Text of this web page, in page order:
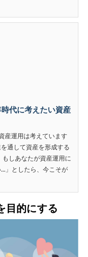
代に考えたい資産
産運用は考えています
通して資産を形成する
しあなたが資産運用に
」としたら、今こそが
目的にする